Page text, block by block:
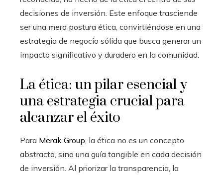
decisiones de inversión. Este enfoque trasciende
ser una mera postura ética, convirtiéndose en una
estrategia de negocio sólida que busca generar un
impacto significativo y duradero en la comunidad.
La ética: un pilar esencial y
una estrategia crucial para
alcanzar el éxito
Para Merak Group , la ética no es un concepto
abstracto, sino una guía tangible en cada decisión
de inversión. Al priorizar la transparencia, la